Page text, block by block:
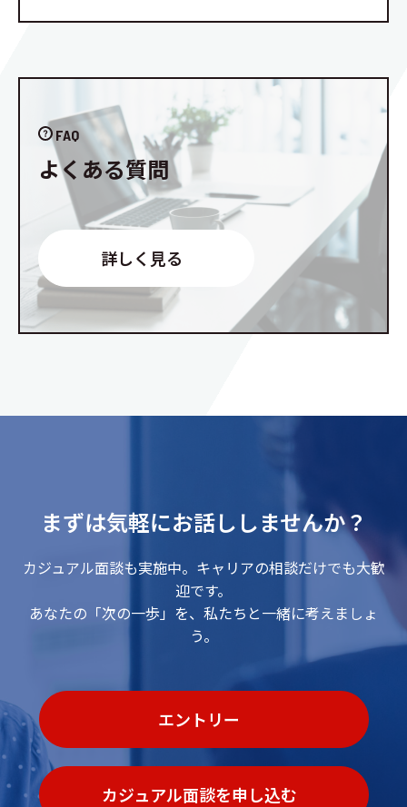
FAQ
よくある質問
詳しく見る
まずは気軽にお話ししませんか？
カジュアル面談も実施中。キャリアの相談だけでも大歓
迎です。
あなたの「次の一歩」を、私たちと一緒に考えましょ
う。
エントリー
カジュアル面談を申し込む